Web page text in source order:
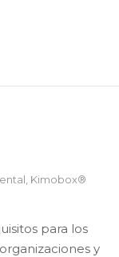
Kimobox®
para los
y